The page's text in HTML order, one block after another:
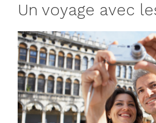
Un voyage avec